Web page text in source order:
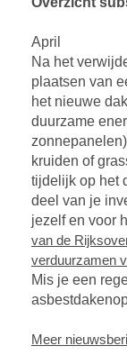
April
Na het
plaatsen van
het nieuwe
duurzame
kruiden of
tijdelijk op het
deel van je
jezelf en voor
van de
verduurzamen
Mis je een
Meer